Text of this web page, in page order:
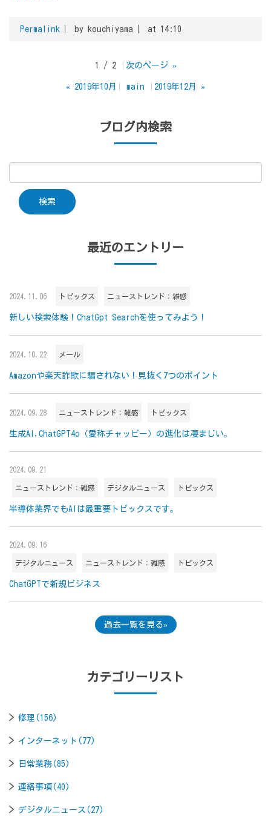
Permalink by kouchiyama at 14:10
1 / 2 次のページ»
« 2019年10月 main 2019年12月 »
ブログ内検索
最近のエントリー
2024.11.06 トピックス ニューストレンド：雑感
新しい検索体験！ChatGpt Searchを使ってみよう！
2024.10.22 メール
Amazonや楽天詐欺に騙されない！見抜く7つのポイント
2024.09.28 ニューストレンド：雑感 トピックス
生成AI,ChatGPT4o（愛称チャッピー）の進化は凄まじい。
2024.09.21
ニューストレンド：雑感 デジタルニュース トピックス
半導体業界でもAIは最重要トピックスです。
2024.09.16
デジタルニュース ニューストレンド：雑感 トピックス
ChatGPTで新規ビジネス
過去一覧を見る
カテゴリーリスト
修理(156)
インターネット(77)
日常業務(85)
連絡事項(40)
デジタルニュース(27)